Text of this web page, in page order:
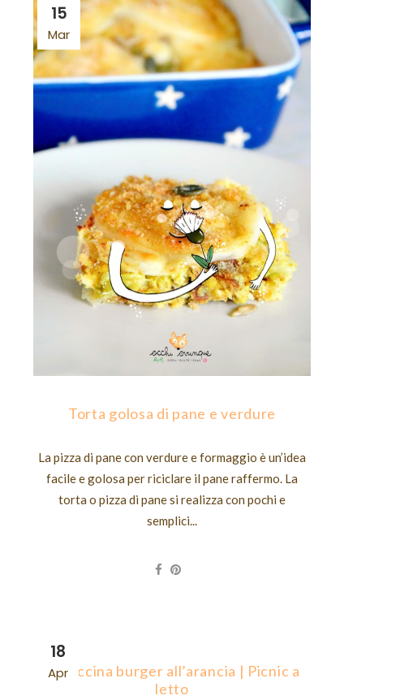
15
Mar
Torta golosa di pane e verdure
La pizza di pane con verdure e formaggio è un’idea
facile e golosa per riciclare il pane raffermo. La
torta o pizza di pane si realizza con pochi e
semplici...
18
Apr
Focaccina burger all’arancia | Picnic a
letto